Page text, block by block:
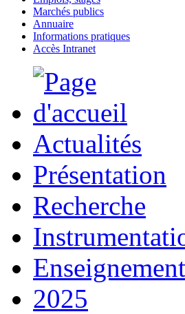
Marchés publics
Annuaire
Informations pratiques
Accès Intranet
Actualités
Présentation
Recherche
2025